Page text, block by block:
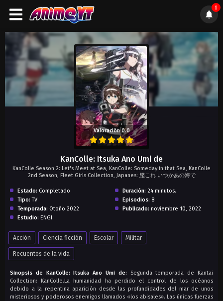
1
Valoración 0.0
KanColle: Itsuka Ano Umi de
KanColle Season 2: Let's Meet at Sea, KanColle: Someday in that Sea, KanColle
2nd Season, Fleet Girls Collection, Japanes: 艦これ いつかあの海で
Estado: Completado
Tipo: TV
Temporada: Otoño 2022
Estudio: ENGI
Duración: 24 minutos.
Episodios: 8
Publicado: noviembre 10, 2022
Acción Ciencia ficción Escolar Militar
Recuentos de la vida
Sinopsis de KanColle: Itsuka Ano Umi de: Segunda temporada de Kantai
Collection: KanColle.La humanidad ha perdido el control de los océanos
debido a la repentina aparición desde las profundidades del mar de unos
misteriosos y poderosos enemigos llamados «los abisales». Las únicas fuerzas